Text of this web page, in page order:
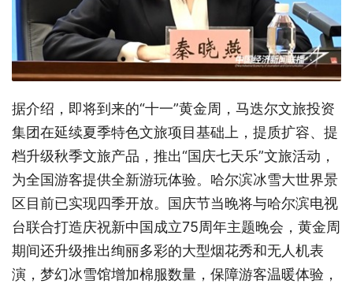
据介绍，即将到来的“十一”黄金周，马迭尔文旅投资
集团在延续夏季特色文旅项目基础上，提质扩容、提
档升级秋季文旅产品，推出“国庆七天乐”文旅活动，
为全国游客提供全新游玩体验。哈尔滨冰雪大世界景
区目前已实现四季开放。国庆节当晚将与哈尔滨电视
台联合打造庆祝新中国成立75周年主题晚会，黄金周
期间还升级推出绚丽多彩的大型烟花秀和无人机表
演，梦幻冰雪馆增加棉服数量，保障游客温暖体验，